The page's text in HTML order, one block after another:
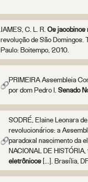
JAMES, C. L. R.Os jacobinos
revolução de São Domingos.
Paulo: Boitempo, 2010.
PRIMEIRA Assembleia
por dom Pedro I.Senado
SODRÉ, Elaine Leonara
revolucionários: a
paradoxal nascimento da
NACIONAL DE
eletrônicos [...]. Brasília,